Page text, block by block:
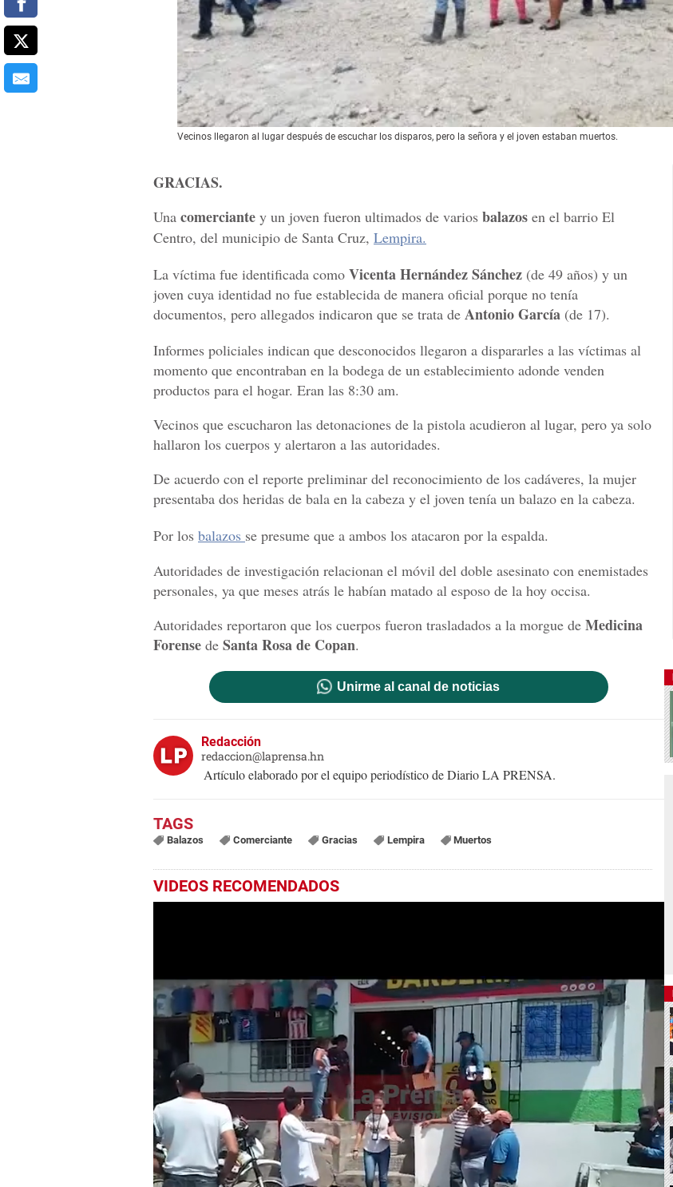
Vecinos llegaron al lugar después de escuchar los disparos, pero la señora y el joven estaban muertos.
GRACIAS.
Una comerciante y un joven fueron ultimados de varios balazos en el barrio El
Centro, del municipio de Santa Cruz, Lempira.
La víctima fue identificada como Vicenta Hernández Sánchez (de 49 años) y un
joven cuya identidad no fue establecida de manera oficial porque no tenía
documentos, pero allegados indicaron que se trata de Antonio García (de 17).
Informes policiales indican que desconocidos llegaron a dispararles a las víctimas al
momento que encontraban en la bodega de un establecimiento adonde venden
productos para el hogar. Eran las 8:30 am.
Vecinos que escucharon las detonaciones de la pistola acudieron al lugar, pero ya solo
hallaron los cuerpos y alertaron a las autoridades.
De acuerdo con el reporte preliminar del reconocimiento de los cadáveres, la mujer
presentaba dos heridas de bala en la cabeza y el joven tenía un balazo en la cabeza.
Por los balazos se presume que a ambos los atacaron por la espalda.
Autoridades de investigación relacionan el móvil del doble asesinato con enemistades
personales, ya que meses atrás le habían matado al esposo de la hoy occisa.
Autoridades reportaron que los cuerpos fueron trasladados a la morgue de Medicina
Forense de Santa Rosa de Copan.
Unirme al canal de noticias
Redacción
redaccion@laprensa.hn
Artículo elaborado por el equipo periodístico de Diario LA PRENSA.
Balazos Comerciante Gracias Lempira Muertos
VIDEOS RECOMENDADOS